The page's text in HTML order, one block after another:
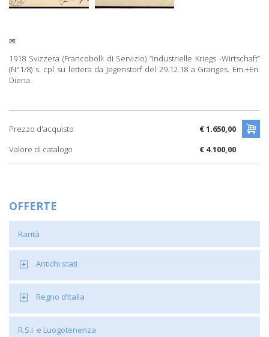
OFFERTE
Rarità
Antichi stati
Regno d’Italia
R.S.I. e Luogotenenza
✉
1918 Svizzera (Francobolli di Servizio) “Industrielle Kriegs -Wirtschaft”
(N°1/8) s. cpl su lettera da Jegenstorf del 29.12.18 a Granges. Em.+En.
Diena.
Prezzo d'acquisto
€ 1.650,00
Valore di catalogo
€ 4.100,00